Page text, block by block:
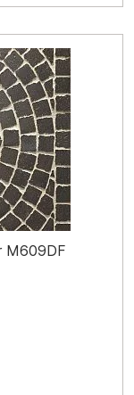
M609DF